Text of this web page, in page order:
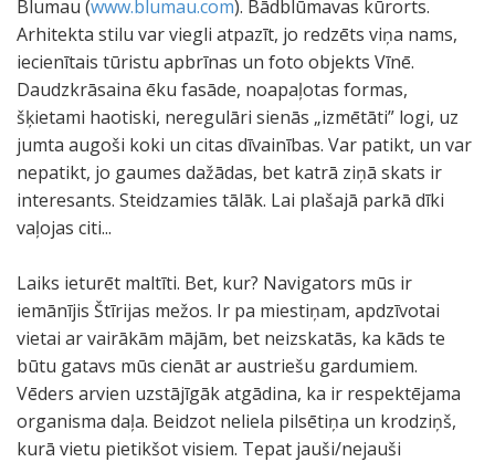
Blumau (www.blumau.com). Bādblūmavas kūrorts.
Arhitekta stilu var viegli atpazīt, jo redzēts viņa nams,
iecienītais tūristu apbrīnas un foto objekts Vīnē.
Daudzkrāsaina ēku fasāde, noapaļotas formas,
šķietami haotiski, neregulāri sienās „izmētāti” logi, uz
jumta augoši koki un citas dīvainības. Var patikt, un var
nepatikt, jo gaumes dažādas, bet katrā ziņā skats ir
interesants. Steidzamies tālāk. Lai plašajā parkā dīki
vaļojas citi...
Laiks ieturēt maltīti. Bet, kur? Navigators mūs ir
iemānījis Štīrijas mežos. Ir pa miestiņam, apdzīvotai
vietai ar vairākām mājām, bet neizskatās, ka kāds te
būtu gatavs mūs cienāt ar austriešu gardumiem.
Vēders arvien uzstājīgāk atgādina, ka ir respektējama
organisma daļa. Beidzot neliela pilsētiņa un krodziņš,
kurā vietu pietikšot visiem. Tepat jauši/nejauši